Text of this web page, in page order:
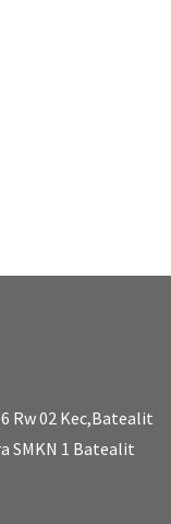
Rw 02 Kec,Batealit
SMKN 1 Batealit